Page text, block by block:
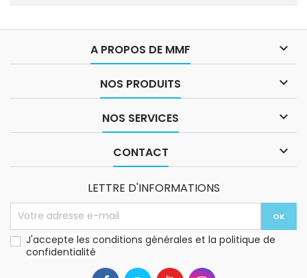
A PROPOS DE MMF 
NOS PRODUITS 
NOS SERVICES 
CONTACT 
LETTRE D'INFORMATIONS
J'accepte les conditions générales et la politique de
confidentialité